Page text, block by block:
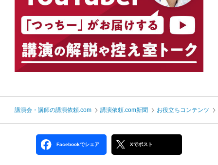
講演会・講師の講演依頼.com 講演依頼.com新聞 お役立ちコンテンツ
Facebookでシェア Xでポスト